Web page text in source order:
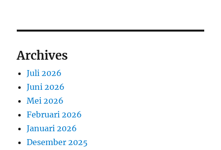
Archives
Juli 2026
Juni 2026
Mei 2026
Februari 2026
Januari 2026
Desember 2025